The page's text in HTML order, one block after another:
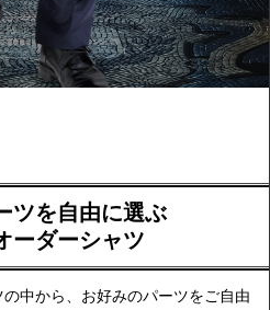
ツを自由に選ぶ
ーダーシャツ
中から、お好みのパーツをご自由